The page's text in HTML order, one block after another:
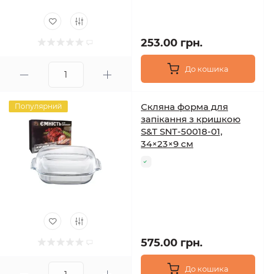
253.00 грн.
До кошика
Популярний
Скляна форма для
запікання з кришкою
S&T SNT-50018-01,
34×23×9 см
575.00 грн.
До кошика